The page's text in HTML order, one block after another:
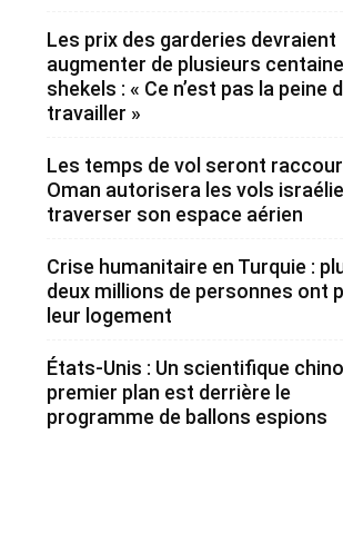
Les prix des garderies devraient
augmenter de plusieurs
shekels : « Ce n’est pas la peine
travailler »
Les temps de vol seront
Oman autorisera les vols
traverser son espace aérien
Crise humanitaire en Turquie :
deux millions de personnes ont
leur logement
États-Unis : Un scientifique
premier plan est derrière le
programme de ballons espions